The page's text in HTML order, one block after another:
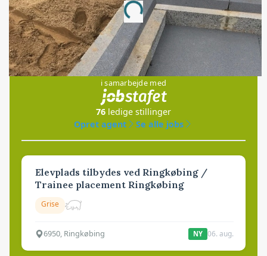
Loading...
Jobs
i samarbejde med
76 ledige stillinger
Opret agent
Se alle jobs
Elevplads tilbydes ved Ringkøbing /
Trainee placement Ringkøbing
Grise
6950, Ringkøbing NY 06. aug.